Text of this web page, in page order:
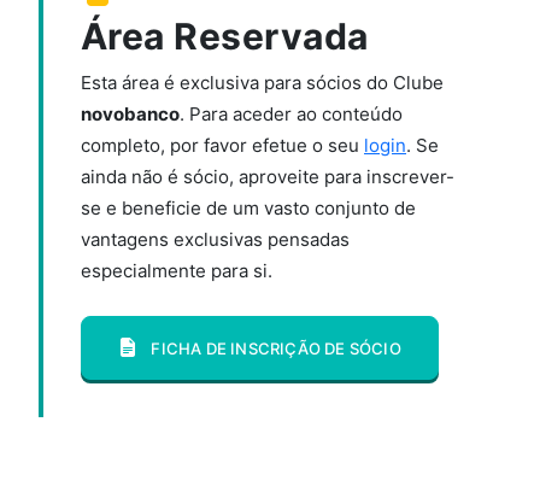
Área Reservada
Esta área é exclusiva para sócios do Clube
novobanco. Para aceder ao conteúdo
completo, por favor efetue o seu login. Se
ainda não é sócio, aproveite para inscrever-
se e beneficie de um vasto conjunto de
vantagens exclusivas pensadas
especialmente para si.
FICHA DE INSCRIÇÃO DE SÓCIO